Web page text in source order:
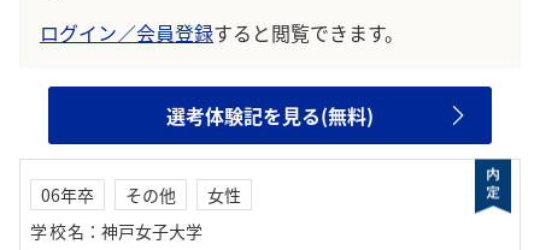
ログイン／会員登録すると閲覧できます。
選考体験記を見る(無料)
06年卒 その他
女性
学校名 ： 神戸女子大学